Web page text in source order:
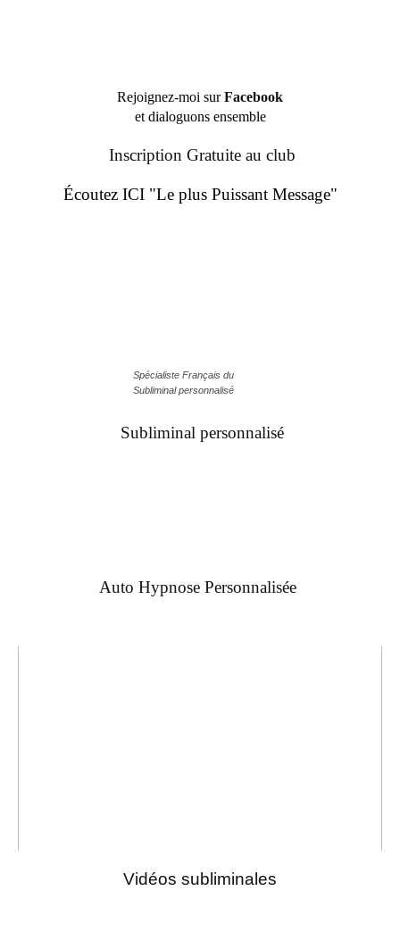
Rejoignez-moi surFacebook
et dialoguons ensemble
Inscription Gratuite au club
Écoutez ICI "Le plus Puissant Message"
Spécialiste Français du
Subliminal personnalisé
Subliminal personnalisé
Auto Hypnose Personnalisée
Vidéos subliminales